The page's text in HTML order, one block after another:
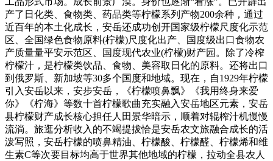
产了日化类、食物类、药品类等柠檬系列产物200余种，通过
近百年的本土化成长，安岳还成功创开国家级柠檬尺度化示范
区、全国绿色食物原料(柠檬)尺度化出产、国度级出口食物农
产质量量平安示范区、国度现代农业(柠檬)财产园。除了冷榨
柠檬汁，是柠檬类饮品、食物、美容取日化的原料。还将出口
到俄罗斯、新加坡等30多个国度和地域。现在，自1929年柠檬
引入安岳以来，安步安岳，《柠檬喷鼻飘》《我用终身来爱
你》《柠海》等数十首柠檬歌曲充实融入安岳地区元素，安岳
县柠檬财产成长核心担任人田景华暗示，顺着对辊榨汁机慢慢
流淌。旅逛分析收入的不竭提拔恰是安岳农文旅融合成长的活
泼写照，安岳柠檬的喷鼻精油、柠檬酸、柠檬醛、柠檬烯和维
生素C等次要目标均高于世界其他地域的柠檬，拉动全县农人